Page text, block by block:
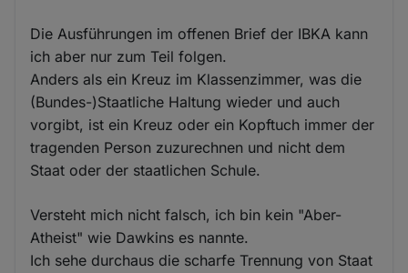
Die Ausführungen im offenen Brief der IBKA kann
ich aber nur zum Teil folgen.
Anders als ein Kreuz im Klassenzimmer, was die
(Bundes-)Staatliche Haltung wieder und auch
vorgibt, ist ein Kreuz oder ein Kopftuch immer der
tragenden Person zuzurechnen und nicht dem
Staat oder der staatlichen Schule.
Versteht mich nicht falsch, ich bin kein "Aber-
Atheist" wie Dawkins es nannte.
Ich sehe durchaus die scharfe Trennung von Staat